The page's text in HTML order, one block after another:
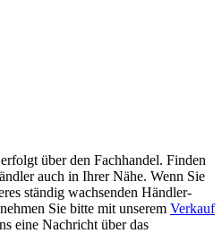
über den Fachhandel. Finden
auch in Ihrer Nähe. Wenn Sie
ständig wachsenden Händler-
Sie bitte mit unserem Verkauf
eine Nachricht über das